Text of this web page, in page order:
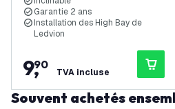
Garantie 2 ans
Installation des High Bay de
Ledvion
9,
90
TVA incluse
Souvent achetés